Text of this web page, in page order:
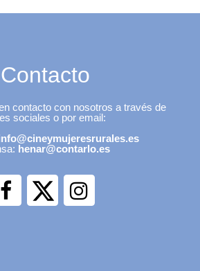
Contacto
contacto con nosotros a través de
sociales o por email:
henar@contarlo.es